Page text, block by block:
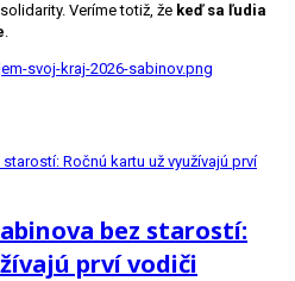
Veríme totiž, že keď sa ľudia
.
svoj-kraj-2026-sabinov.png
bez starostí:
prví vodiči